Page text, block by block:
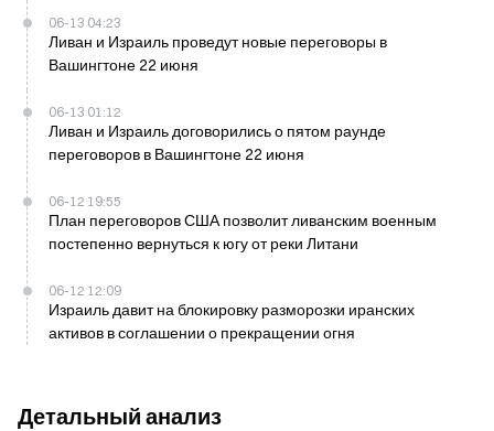
06-13 04:23
Ливан и Израиль проведут новые переговоры в
Вашингтоне 22 июня
06-13 01:12
Ливан и Израиль договорились о пятом раунде
переговоров в Вашингтоне 22 июня
06-12 19:55
План переговоров США позволит ливанским военным
постепенно вернуться к югу от реки Литани
06-12 12:09
Израиль давит на блокировку разморозки иранских
активов в соглашении о прекращении огня
Детальный анализ